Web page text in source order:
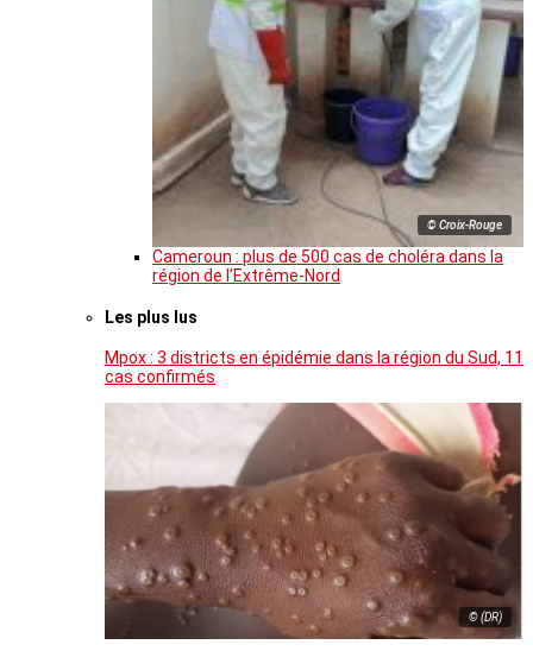
© Croix-Rouge
Cameroun : plus de 500 cas de choléra dans la
région de l’Extrême-Nord
Les plus lus
Mpox : 3 districts en épidémie dans la région du Sud, 11
cas confirmés
© (DR)